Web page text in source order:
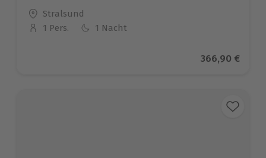
Standort
Stralsund
Anzahl der Teilnehmer
1 Pers. 1 Nacht
Aktueller
366,90 €